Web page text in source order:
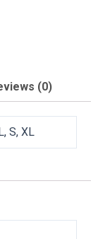
(0)
S, XL